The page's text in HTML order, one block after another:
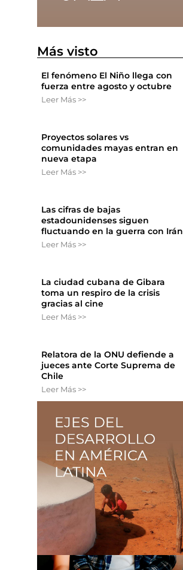
Más visto
El fenómeno El Niño llega con
fuerza entre agosto y octubre
Leer Más >>
Proyectos solares vs
comunidades mayas entran en
nueva etapa
Leer Más >>
Las cifras de bajas
estadounidenses siguen
fluctuando en la guerra con Irán
Leer Más >>
La ciudad cubana de Gibara
toma un respiro de la crisis
gracias al cine
Leer Más >>
Relatora de la ONU defiende a
jueces ante Corte Suprema de
Chile
Leer Más >>